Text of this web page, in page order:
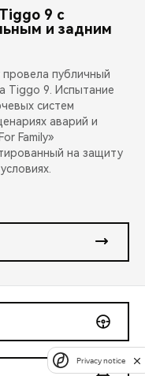
9 с
и задним
провела публичный
Tiggo 9. Испытание
систем
аварий и
Family»
на защиту
Privacy notice